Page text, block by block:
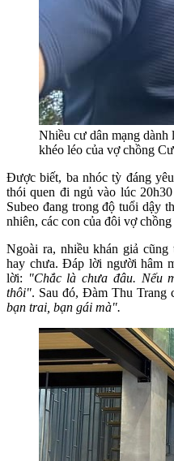
Nhiều cư dân mạng dành
khéo léo của vợ chồng
Được biết, ba nhóc tỳ đáng
thói quen đi ngủ vào lúc
Subeo đang trong độ tuổi dậy
nhiên, các con của đôi vợ
Ngoài ra, nhiều khán giả cũng
hay chưa. Đáp lời người hâm
lời: "Chắc là chưa đâu. Nếu
thôi". Sau đó, Đàm Thu Trang
bạn trai, bạn gái mà".